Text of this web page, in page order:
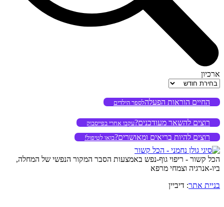
ארכיון
ארכיון
החיים הוראות הפעלהלספר הילדים
רוצים להשאר מעודכנים?עקבו אחרי בפייסבוק
רוצים להיות בריאים ומאושרים?בואו לטיפול!
הכל קשור - ריפוי גוף-נפש באמצעות הסבר המקור הנפשי של המחלה,
ביו-אנרגיה וצמחי מרפא
בניית אתר: דיביין